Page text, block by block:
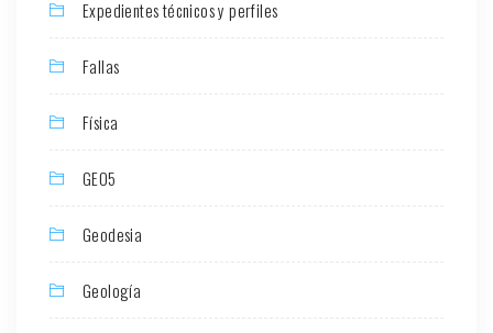
Expedientes técnicos y perfiles
Fallas
Física
GEO5
Geodesia
Geología